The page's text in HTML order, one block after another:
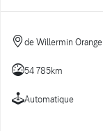
de Willermin Orange
54 785km
Automatique